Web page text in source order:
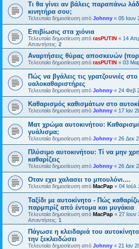
Τι θα γίνει αν βάλεις παραπάνω
κινητήρα σου;
Τελευταία δημοσίευση από Johnny « 05 Ιουν
Επιβίωσις στα χιόνια
Τελευταία δημοσίευση από rasPUTIN « 14
Απαντήσεις: 2
Αναρτήσεις θύρας αποσκευών
Τελευταία δημοσίευση από rasPUTIN « 03
Πώς να βγάλεις τις γρατζουνιές
υαλοκαθαριστήρες
Τελευταία δημοσίευση από Johnny « 24 Φεβ
Καθαρισμός καθισμάτων στο
Τελευταία δημοσίευση από Johnny « 17 Ιαν
Ματ χρώμα αυτοκινήτου:
γυάλισμα;
Τελευταία δημοσίευση από Johnny « 26 Δεκ
Πλύσιμο αυτοκινήτου: Τί να μην
καθαρίζεις
Τελευταία δημοσίευση από Johnny « 26 Δεκ
Οταν εχει χαλασει το μπουλόνι....
Τελευταία δημοσίευση από MacPap « 04 Ιούλ
Ταξίδι με αυτοκίνητο - Πώς
παρμπρίζ από έντομα και μυγάκια
Τελευταία δημοσίευση από MacPap « 27 Ιουν
Απαντήσεις: 1
Πάγωσε η κλειδαριά του
την ξεκλειδώσει
Τελευταία δημοσίευση από Johnny « 21 Ιαν